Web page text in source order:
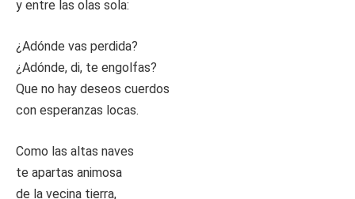
y entre las olas sola:
¿Adónde vas perdida?
¿Adónde, di, te engolfas?
Que no hay deseos cuerdos
con esperanzas locas.
Como las altas naves
te apartas animosa
de la vecina tierra,